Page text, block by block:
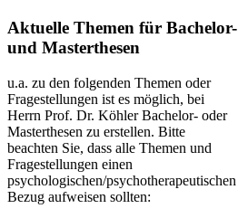
Aktuelle Themen für Bachelor-
und Masterthesen
u.a. zu den folgenden Themen oder
Fragestellungen ist es möglich, bei
Herrn Prof. Dr. Köhler Bachelor- oder
Masterthesen zu erstellen. Bitte
beachten Sie, dass alle Themen und
Fragestellungen einen
psychologischen/psychotherapeutischen
Bezug aufweisen sollten: